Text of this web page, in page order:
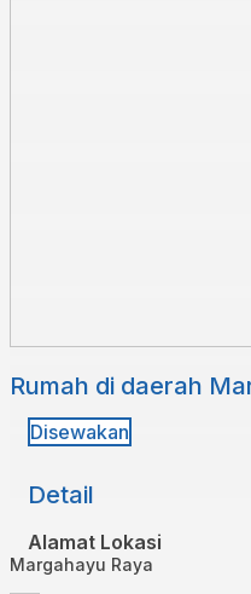
Rumah di daerah
Disewakan
Detail
Alamat Lokasi
Margahayu Raya⁣ ⁣